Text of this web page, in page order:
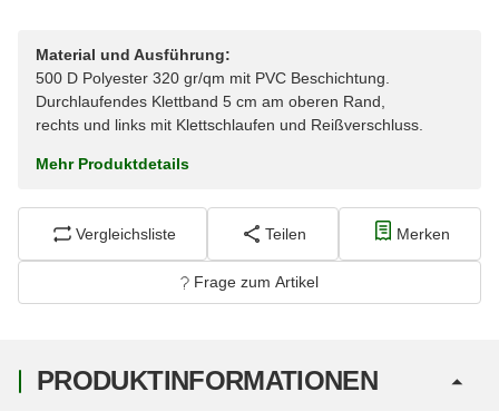
Material und Ausführung:
500 D Polyester 320 gr/qm mit PVC Beschichtung.
Durchlaufendes Klettband 5 cm am oberen Rand,
rechts und links mit Klettschlaufen und Reißverschluss.
Mehr Produktdetails
Vergleichsliste Teilen Merken
Frage zum Artikel
PRODUKTINFORMATIONEN